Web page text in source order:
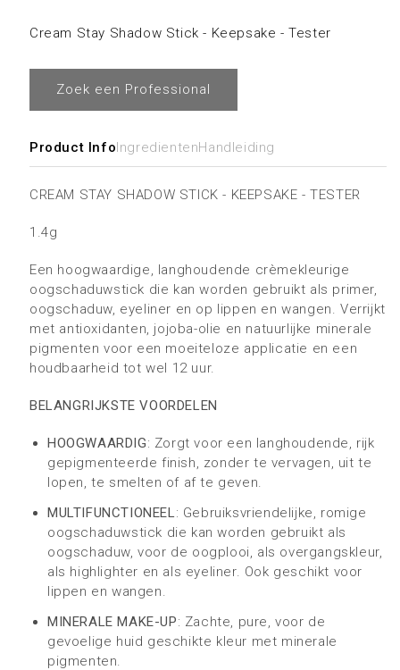
modaal
Cream Stay Shadow Stick - Keepsake - Tester
Zoek een Professional
Product InfoIngredientenHandleiding
CREAM STAY SHADOW STICK - KEEPSAKE - TESTER
1.4g
Een hoogwaardige, langhoudende crèmekleurige
oogschaduwstick die kan worden gebruikt als primer,
oogschaduw, eyeliner en op lippen en wangen. Verrijkt
met antioxidanten, jojoba-olie en natuurlijke minerale
pigmenten voor een moeiteloze applicatie en een
houdbaarheid tot wel 12 uur.
BELANGRIJKSTE VOORDELEN
HOOGWAARDIG: Zorgt voor een langhoudende, rijk
gepigmenteerde finish, zonder te vervagen, uit te
lopen, te smelten of af te geven.
MULTIFUNCTIONEEL : Gebruiksvriendelijke, romige
oogschaduwstick die kan worden gebruikt als
oogschaduw, voor de oogplooi, als overgangskleur,
als highlighter en als eyeliner. Ook geschikt voor
lippen en wangen.
MINERALE MAKE-UP: Zachte, pure, voor de
gevoelige huid geschikte kleur met minerale
pigmenten.